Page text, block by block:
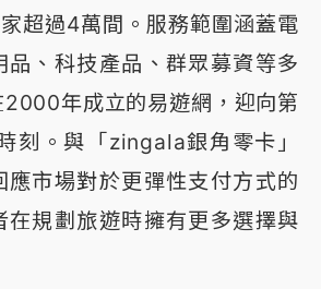
超過4萬間。服務範圍涵蓋電
品、科技產品、群眾募資等多
年成立的易遊網，迎向第
刻。與「zingala銀角零卡」
應市場對於更彈性支付方式的
在規劃旅遊時擁有更多選擇與